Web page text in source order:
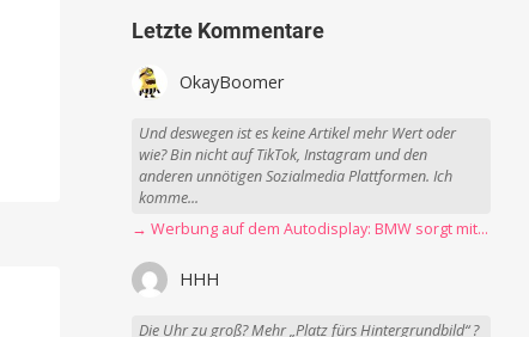
Letzte Kommentare
OkayBoomer
Und deswegen ist es keine Artikel mehr Wert oder
wie? Bin nicht auf TikTok, Instagram und den
anderen unnötigen Sozialmedia Plattformen. Ich
komme...
→ Werbung auf dem Autodisplay: BMW sorgt mit Spider-Man-Werbung für scharfe Kritik
HHH
Die Uhr zu groß? Mehr „Platz fürs Hintergrundbild“ ?